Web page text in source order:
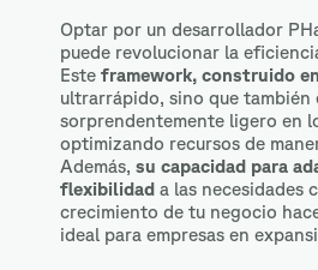
Optar por un desarrollador
puede revolucionar la
Este framework, construido
ultrarrápido, sino que también
sorprendentemente ligero en
optimizando recursos de
Además, su capacidad para
flexibilidad a las necesidades
crecimiento de tu negocio
ideal para empresas en